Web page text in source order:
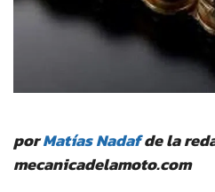
porMatías Nadafde la
mecanicadelamoto.com